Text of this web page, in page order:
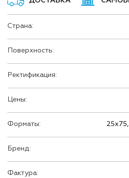
Страна:
Поверхность:
Ректификация:
Цены:
Форматы:
Бренд:
Фактура: